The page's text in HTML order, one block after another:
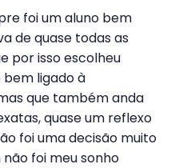
foi um aluno bem
de quase todas as
por isso escolheu
bem ligado à
que também anda
quase um reflexo
foi uma decisão muito
foi meu sonho